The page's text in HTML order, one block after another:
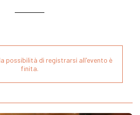
possibilità di registrarsi all'evento è
finita.